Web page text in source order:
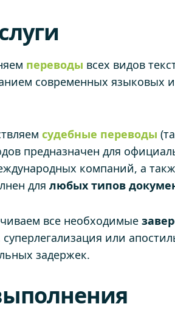
переводы всех видов
современных языковых
судебные переводы
предназначен для
компаний, а
для любых типов
все необходимые
суперлегализация или
задержек.